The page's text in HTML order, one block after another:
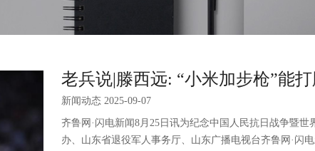
老兵说|滕西远: “小米加步枪”能
新闻动态 2025-09-07
齐鲁网·闪电新闻8月25日讯为纪念中国人民抗日战争暨
办、山东省退役军人事务厅、山东广播电视台齐鲁网·闪